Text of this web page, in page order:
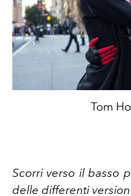
Tom
Scorri verso il basso
delle differenti